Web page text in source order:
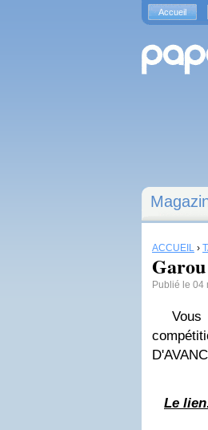
ACCUEIL ›
Garou
Publié le 04
Vous
Le
Accueil